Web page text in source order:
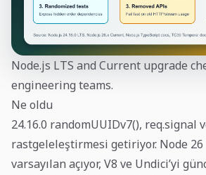
Node.js LTS and Current upgrade
engineering teams.
Ne oldu
24.16.0 randomUUIDv7(), req.signal
rastgeleleştirmesi getiriyor. Node 26
varsayılan açıyor, V8 ve Undici’yi